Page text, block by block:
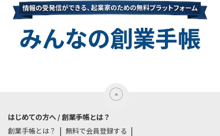
はじめての方へ / 創業手帳とは？
創業手帳とは？
無料で会員登録する